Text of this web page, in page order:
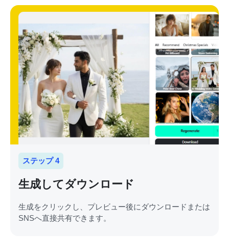
ステップ 4
生成してダウンロード
生成をクリックし、プレビュー後にダウンロードまたは
SNSへ直接共有できます。